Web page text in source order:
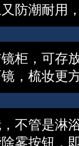
防潮耐用
柜，可存
，梳妆更
不管是淋
雾按钮，